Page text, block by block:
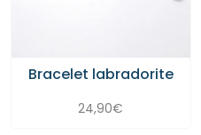
Bracelet labradorite
24,90€